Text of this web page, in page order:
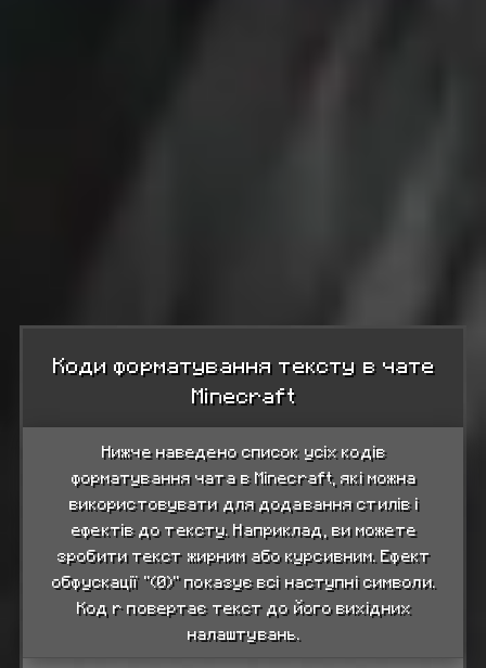
Коди форматування тексту в чате
Minecraft
Нижче наведено список усіх кодів
форматування чата в Minecraft, які можна
використовувати для додавання стилів і
ефектів до тексту. Наприклад, ви можете
зробити текст жирним або курсивним. Ефект
обфускації "(0)" показує всі наступні символи.
Код r повертає текст до його вихідних
налаштувань.